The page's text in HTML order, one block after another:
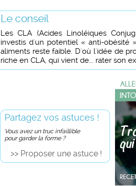
Le conseil
Les CLA (Acides Linoléiques
investis d'un potentiel « anti-obésité
aliments reste faible. D'où l'idée de
riche en CLA, qui vient de... rater son
Partagez vos astuces !
Vous avez un truc infaillible
pour garder la forme ?
>> Proposer une astuce !